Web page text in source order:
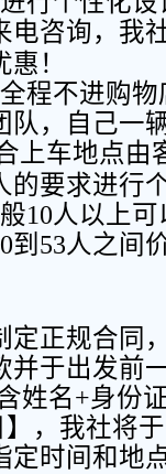
电咨询，我
！
程不进购
队，自己一
上车地点由
的要求进行
10人以上
到 53人之间
定正规合同
并于出发前
姓名+身份
】，我社将
时间和地